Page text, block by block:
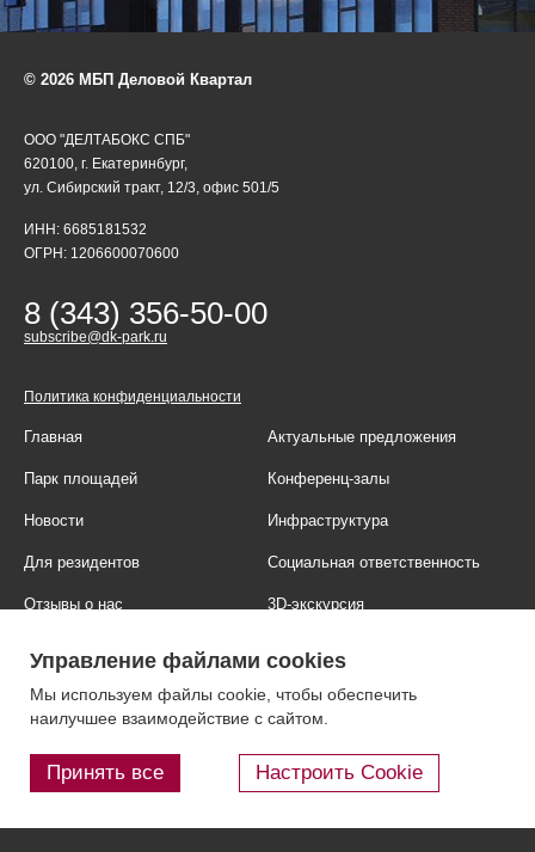
© 2026 МБП Деловой Квартал
ООО "ДЕЛТАБОКС СПБ"
620100, г. Екатеринбург,
ул. Сибирский тракт, 12/3, офис 501/5
ИНН: 6685181532
ОГРН: 1206600070600
8 (343) 356-50-00
subscribe@dk-park.ru
Политика конфиденциальности
Главная Актуальные предложения
Парк площадей Конференц-залы
Новости Инфраструктура
Для резидентов Социальная ответственность
Отзывы о нас 3D-экскурсия
Контакты Блог
Управление файлами cookies
Мы используем файлы cookie, чтобы обеспечить
наилучшее взаимодействие с сайтом.
Принять все Настроить Cookie